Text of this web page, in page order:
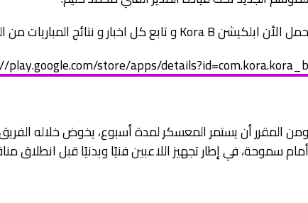
حمل الأن ابلكيشن Kora B و تابع كل اخبار و نتائج المباريات من الدورى المحترفين حتي القسم الرابع لينك التحميل
store/apps/details?id=com.kora.kora_b
ومن المقرر أن يستمر المعسكر لمدة أسبوع، يخوض خلاله الفريق
أمام سموحة، في إطار تجهيز اللاعبين فنيًا وبدنيًا قبل انطلاق